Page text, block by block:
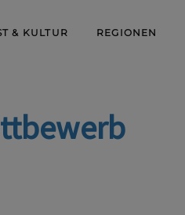
& KULTUR REGIONEN